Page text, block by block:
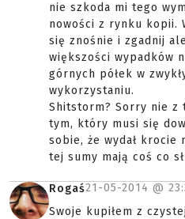
nie szkoda mi tego
nowości z rynku kopii.
się znośnie i zgadnij
większości wypadków
górnych półek w
wykorzystaniu.
Shitstorm? Sorry nie z
tym, który musi się
sobie, że wydał krocie
tej sumy mają coś co
Rogaś21-05-2014 @
Swoje kupiłem z